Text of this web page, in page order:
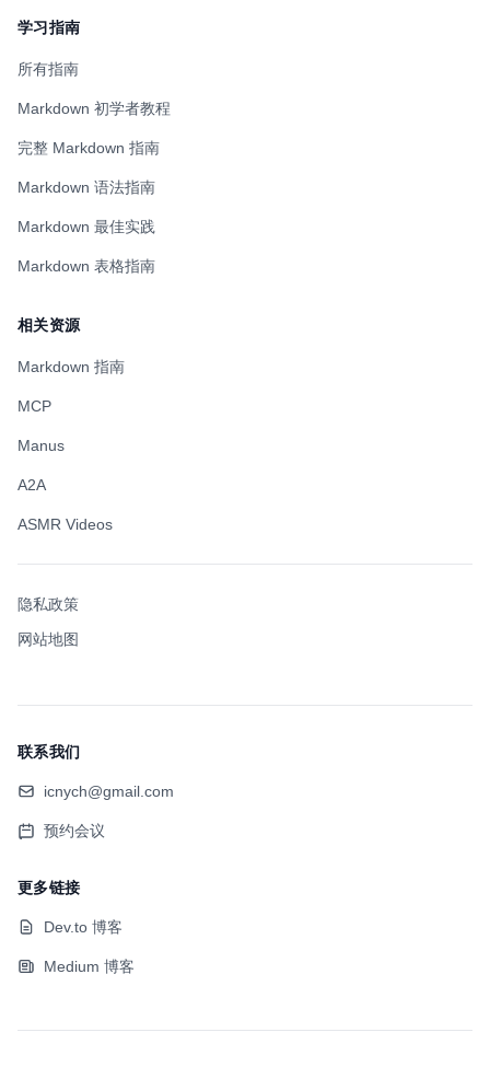
学习指南
所有指南
Markdown 初学者教程
完整 Markdown 指南
Markdown 语法指南
Markdown 最佳实践
Markdown 表格指南
相关资源
Markdown 指南
MCP
Manus
A2A
ASMR Videos
隐私政策
网站地图
联系我们
icnych@gmail.com
预约会议
更多链接
Dev.to 博客
Medium 博客